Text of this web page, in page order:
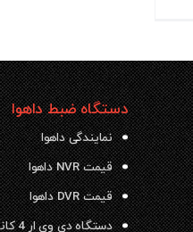
دستگاه ضبط داهوا
نمایندگی داهوا
قیمت NVR داهوا
قیمت DVR داهوا
دستگاه دی وی ار 4 کانال داهوا